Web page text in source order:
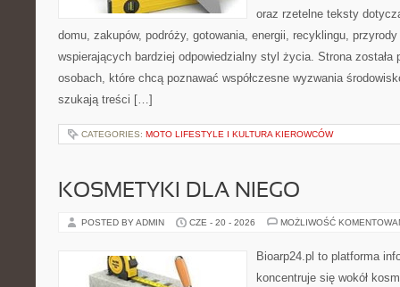
oraz rzetelne teksty
domu, zakupów, podróży, gotowania, energii, recyklingu,
wspierających bardziej odpowiedzialny styl życia. Strona została
osobach, które chcą poznawać współczesne wyzwania
szukają treści […]
CATEGORIES: MOTO LIFESTYLE I KULTURA KIEROWCÓW
KOSMETYKI DLA NIEGO
POSTED BY ADMIN CZE - 20 - 2026 MOŻLIWOŚĆ
Bioarp24.pl to platforma
koncentruje się wokół